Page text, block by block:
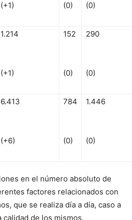
(+1) (0) (0)
1.214
(+1)
152
(0)
290
(0)
6.413
(+6)
784
(0)
1.446
(0)
en el número absoluto de
factores relacionados con
que se realiza día a día, caso a
calidad de los mismos.